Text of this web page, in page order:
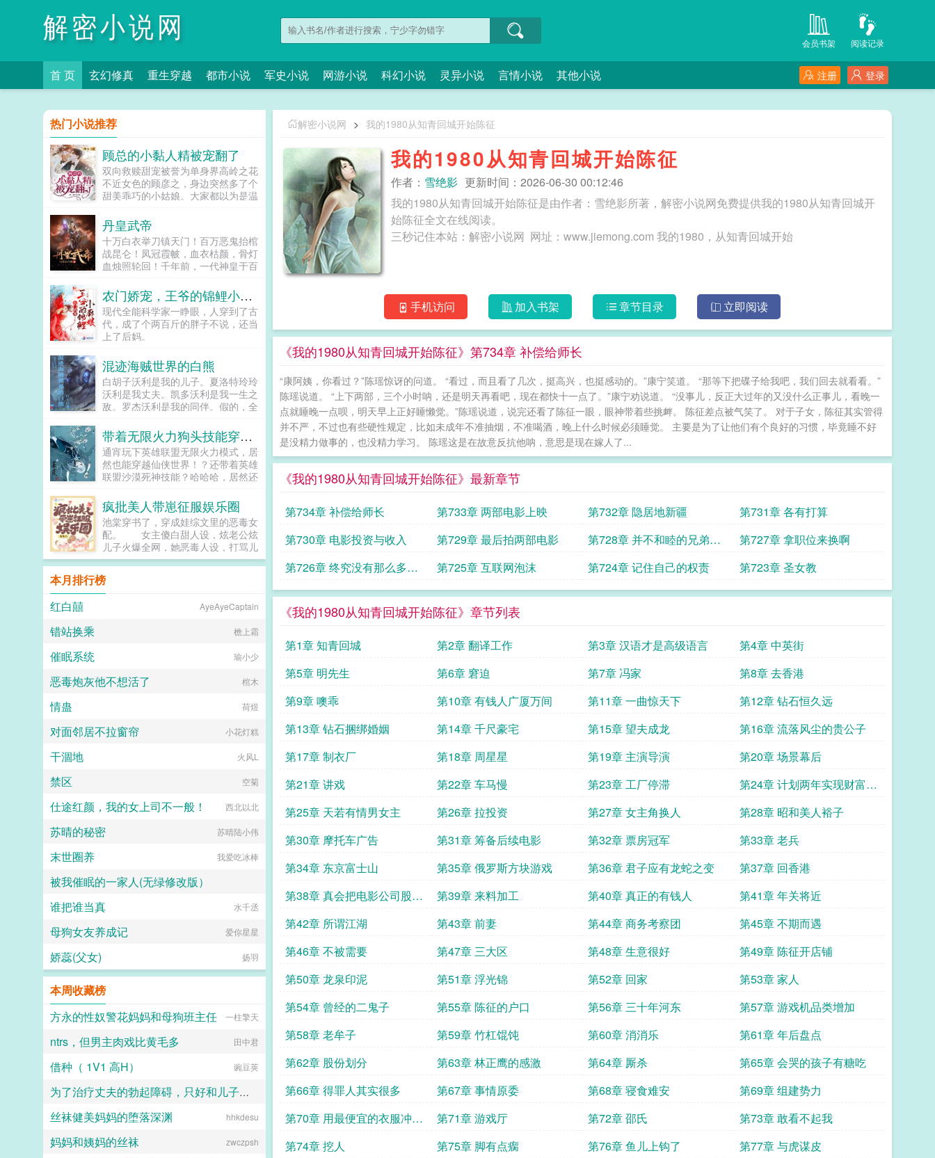
解密小说网 阅读记录
会员书架
首 页 玄幻修真 重生穿越 都市小说 军史小说 网游小说 科幻小说 灵异小说 言情小说 其他小说 登录
注册
解密小说网 > 我的1980从知青回城开始陈征
我的1980从知青回城开始陈征
作者： 雪绝影 更新时间：2026-06-30 00:12:46
我的1980从知青回城开始陈征是由作者：雪绝影所著，解密小说网免费提供我的1980从知青回城开
始陈征全文在线阅读。
三秒记住本站：解密小说网 网址：www.jiemong.com 我的1980，从知青回城开始
手机访问 加入书架 章节目录 立即阅读
《我的1980从知青回城开始陈征》第734章 补偿给师长
“康阿姨，你看过？”陈瑶惊讶的问道。 “看过，而且看了几次，挺高兴，也挺感动的。”康宁笑道。 “那等下把碟子给我吧，我们回去就看看。”
陈瑶说道。 “上下两部，三个小时呐，还是明天再看吧，现在都快十一点了。”康宁劝说道。 “没事儿，反正大过年的又没什么正事儿，看晚一
点就睡晚一点呗，明天早上正好睡懒觉。”陈瑶说道，说完还看了陈征一眼，眼神带着些挑衅。 陈征差点被气笑了。 对于子女，陈征其实管得
并不严，不过也有些硬性规定，比如未成年不准抽烟，不准喝酒，晚上什么时候必须睡觉。 主要是为了让他们有个良好的习惯，毕竟睡不好
是没精力做事的，也没精力学习。 陈瑶这是在故意反抗他呐，意思是现在嫁人了...
《我的1980从知青回城开始陈征》最新章节
第734章 补偿给师长 第733章 两部电影上映 第732章 隐居地新疆
第731章 各有打算
第730章 电影投资与收入
第729章 最后拍两部电影
第728章 并不和睦的兄弟姐
妹
第727章 拿职位来换啊
第726章 终究没有那么多勇
气
第725章 互联网泡沫 第724章 记住自己的权责 第723章 圣女教
《我的1980从知青回城开始陈征》章节列表
第1章 知青回城 第2章 翻译工作 第3章 汉语才是高级语言
第4章 中英街
第5章 明先生
第6章 窘迫 第7章 冯家
第8章 去香港
第9章 噢乖
第10章 有钱人广厦万间 第11章 一曲惊天下
第12章 钻石恒久远
第13章 钻石捆绑婚姻
第14章 千尺豪宅 第15章 望夫成龙
第16章 流落风尘的贵公子
第17章 制衣厂
第18章 周星星 第19章 主演导演
第20章 场景幕后
第21章 讲戏
第22章 车马慢 第23章 工厂停滞
第24章 计划两年实现财富自
由
第25章 天若有情男女主 第26章 拉投资 第27章 女主角换人
第28章 昭和美人裕子
第30章 摩托车广告
第31章 筹备后续电影 第32章 票房冠军
第33章 老兵
第34章 东京富士山
第35章 俄罗斯方块游戏 第36章 君子应有龙蛇之变
第37章 回香港
第38章 真会把电影公司股份
分给你们
第39章 来料加工 第40章 真正的有钱人
第41章 年关将近
第42章 所谓江湖
第43章 前妻 第44章 商务考察团
第45章 不期而遇
第46章 不被需要
第47章 三大区 第48章 生意很好
第49章 陈征开店铺
第50章 龙泉印泥
第51章 浮光锦 第52章 回家
第53章 家人
第54章 曾经的二鬼子
第55章 陈征的户口 第56章 三十年河东
第57章 游戏机品类增加
第58章 老牟子
第59章 竹杠馄饨 第60章 消消乐
第61章 年后盘点
第62章 股份划分
第63章 林正鹰的感激 第64章 厮杀
第65章 会哭的孩子有糖吃
第66章 得罪人其实很多
第67章 事情原委 第68章 寝食难安
第69章 组建势力
第70章 用最便宜的衣服冲击
香港制衣行业
第71章 游戏厅 第72章 邵氏
第73章 敢看不起我
第74章 挖人
第75章 脚有点瘸 第76章 鱼儿上钩了
第77章 与虎谋皮
热门小说推荐
顾总的小黏人精被宠翻了
双向救赎甜宠被誉为单身界高岭之花
不近女色的顾彦之，身边突然多了个
甜美乖巧的小姑娘。大家都以为是温
每每在午夜梦回时，他会紧紧抱住温
时月，反复确认生怕她会消失。顾彦
之她是我匮乏的感情世界里，唯一的
例外。遇到顾彦之那年，温时月十七
岁。他像是一道光照亮了温时月漆黑
想要的，唯有你我死也不会放手。...
丹皇武帝
十万白衣举刀镇天门！百万恶鬼抬棺
战昆仑！凤冠霞帔，血衣枯颜，骨灯
血烛照轮回！千年前，一代神皇于百
击无上帝位，欲成就第九帝族。然群
雄相阻，百族逆行，神皇称帝之际战
死...
农门娇宠，王爷的锦鲤小厨娘
现代全能科学家一睁眼，人穿到了古
代，成了个两百斤的胖子不说，还当
上了后妈。
每天只会拖后腿惹麻烦，极品婆家一
次次的挑战她的底线。
ampampbrampampgt 苏清虞怒
了。ampampbrampampgt 手撕
极品，脚踢软男，硬是撑...
混迹海贼世界的白熊
白胡子沃利是我的儿子。夏洛特玲玲
沃利是我丈夫。凯多沃利是我一生之
敌。罗杰沃利是我的同伴。假的，全
一个穿越者获得沃利贝尔外貌，技
能，从神之谷开始闯荡新世界。...带着无限火力狗头技能穿越仙侠
通宵玩下英雄联盟无限火力模式，居
然也能穿越仙侠世界！？还带着英雄
联盟沙漠死神技能？哈哈哈，居然还
狂笑，这妥妥的主角模板没跑了，注
定秒天秒地秒空气啊！我吐！蚂蚁不
能叠Q也就算了，杀鸡屠狗居然也不
能叠Q！？怒！不能叠Q玩什么狗
头！？我要你这无限火力BUFF有何
用！？这也就算了，居然还没有灵根
不能修仙？穿都穿了，难道不是主
角！？当李道天已经准备放弃期盼之
时，发现了技能的真正打开方式。…
PS简介无力，欢迎看官大老爷，入
内品鉴指点，这是带着英雄联盟无限
火力BUFF，还有狗头技能，穿越仙
疯批美人带崽征服娱乐圈
池棠穿书了，穿成娃综文里的恶毒女
配。 女主傻白甜人设，炫老公炫
儿子火爆全网，她恶毒人设，打骂儿
子引来无数网暴。 她在娃综里奔
赴火葬场，为女主爆红添砖加
瓦？ 池棠姐就是大女主剧本，自
己的...
本月排行榜
红白囍
AyeAyeCaptain
错站换乘 檐上霜
催眠系统 瑜小少
恶毒炮灰他不想活了 棺木
情蛊 荷煜
对面邻居不拉窗帘 小花灯糕
干涸地 火风L
禁区 空菊
仕途红颜，我的女上司不一般！ 西北以北
苏晴的秘密 苏晴陆小伟
末世圈养 我爱吃冰棒
被我催眠的一家人(无绿修改版）
快乐的老色批
谁把谁当真 水千丞
母狗女友养成记 爱你星星
娇蕊(父女) 扬羽
本周收藏榜
方永的性奴警花妈妈和母狗班主任
一柱擎天
ntrs，但男主肉戏比黄毛多 田中君
借种（ 1V1 高H） 豌豆荚
为了治疗丈夫的勃起障碍，只好和儿子上床的教师美
大龙猫dalongmao
丝袜健美妈妈的堕落深渊 hhkdesu
妈妈和姨妈的丝袜 zwczpsh